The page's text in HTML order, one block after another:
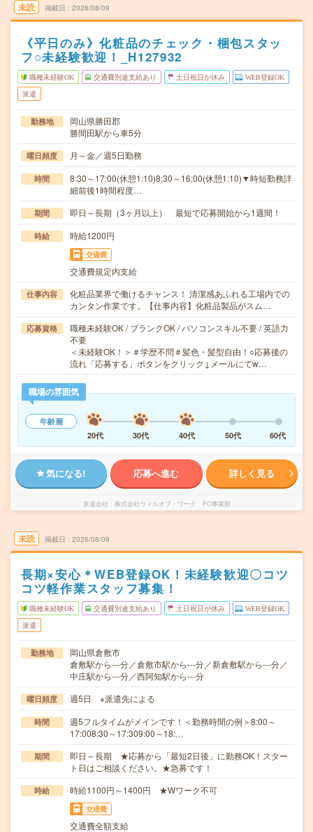
未読 掲載日 2026/08/09
《平日のみ》化粧品のチェック・梱包スタッ
フ○未経験歓迎！_H127932
職種未経験OK 交通費別途支給あり 土日祝日が休み WEB登録OK
派遣
勤務地
岡山県勝田郡
勝間田駅から車5分
曜日頻度 月～金／週5日勤務
時間
8:30～17:00(休憩1:10)8:30～16:00(休憩1:10)▼時短勤務詳
細前後1時間程度…
期間 即日～長期（3ヶ月以上） 最短で応募開始から1週間！
時給 時給1200円
交通費
交通費規定内支給
仕事内容
化粧品業界で働けるチャンス！ 清潔感あふれる工場内での
カンタン作業です。【仕事内容】化粧品製品がスム…
応募資格
職種未経験OK / ブランクOK / パソコンスキル不要 / 英語力
不要
＜未経験OK！＞＃学歴不問＃髪色・髪型自由！○応募後の
流れ「応募する」ボタンをクリック↓メールにてw…
職場の雰囲気
年齢層
20代
30代 40代 50代 60代
気になる! 応募へ進む 詳しく見る
派遣会社 株式会社ウィルオブ・ワーク FO事業部
未読 掲載日 2026/08/09
長期×安心＊WEB登録OK！未経験歓迎〇コツ
コツ軽作業スタッフ募集！
職種未経験OK 交通費別途支給あり 土日祝日が休み WEB登録OK
派遣
勤務地
岡山県倉敷市
倉敷駅から---分／倉敷市駅から---分／新倉敷駅から---分／
中庄駅から---分／西阿知駅から---分
曜日頻度 週5日 ※派遣先による
時間
週5フルタイムがメインです！＜勤務時間の例＞8:00～
17:008:30～17:309:00～18:…
期間
即日～長期 ★応募から「最短2日後」に勤務OK！スター
ト日はご相談ください。★急募です！
時給 時給1100円～1400円 ★Wワーク不可
交通費
交通費全額支給